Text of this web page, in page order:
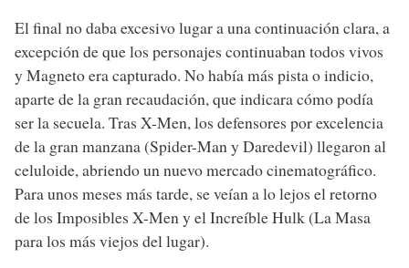
El final no daba excesivo lugar a una continuación clara, a
excepción de que los personajes continuaban todos vivos
y Magneto era capturado. No había más pista o indicio,
aparte de la gran recaudación, que indicara cómo podía
ser la secuela. Tras X-Men, los defensores por excelencia
de la gran manzana (Spider-Man y Daredevil) llegaron al
celuloide, abriendo un nuevo mercado cinematográfico.
Para unos meses más tarde, se veían a lo lejos el retorno
de los Imposibles X-Men y el Increíble Hulk (La Masa
para los más viejos del lugar).